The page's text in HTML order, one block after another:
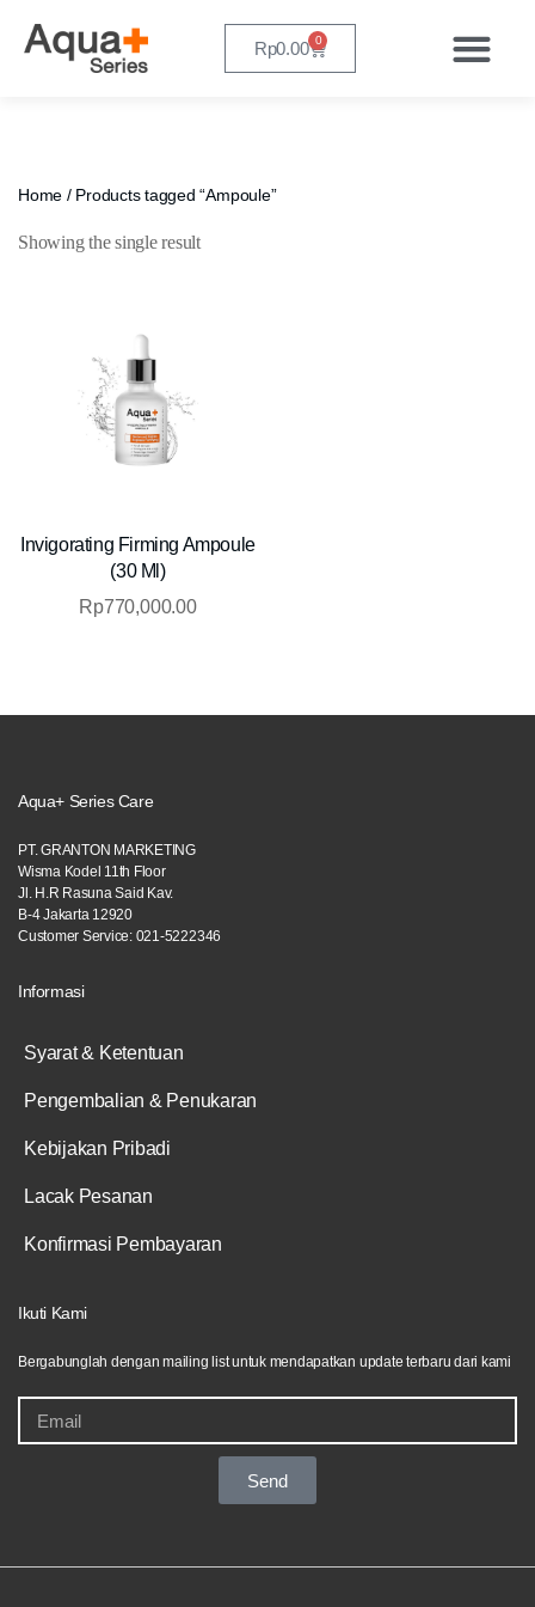
Rp0.00 0
Home / Products tagged “Ampoule”
Showing the single result
Invigorating Firming Ampoule
(30 Ml)
Rp770,000.00
Aqua+ Series Care
PT. GRANTON MARKETING
Wisma Kodel 11th Floor
Jl. H.R Rasuna Said Kav.
B-4 Jakarta 12920
Customer Service: 021-5222346
Informasi
Syarat & Ketentuan
Pengembalian & Penukaran
Kebijakan Pribadi
Lacak Pesanan
Konfirmasi Pembayaran
Ikuti Kami
Bergabunglah dengan mailing list untuk mendapatkan update terbaru dari kami
Send